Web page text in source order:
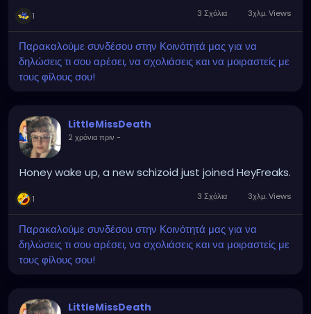
1 3 Σχόλια 3χλμ. Views
Παρακαλούμε συνδέσου στην Κοινότητά μας για να
δηλώσεις τι σου αρέσει, να σχολιάσεις και να μοιραστείς με
τους φίλους σου!
LittleMissDeath
2 χρόνια πριν -
Honey wake up, a new schizoid just joined HeyFreaks.
1 3 Σχόλια 3χλμ. Views
Παρακαλούμε συνδέσου στην Κοινότητά μας για να
δηλώσεις τι σου αρέσει, να σχολιάσεις και να μοιραστείς με
τους φίλους σου!
LittleMissDeath